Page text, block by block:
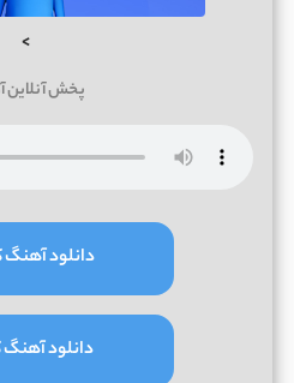
>
پخش
دانلود آهنگ
دانلود آهنگ